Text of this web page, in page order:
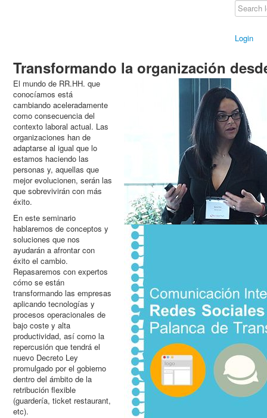
Login
Transformando la organización
El mundo de RR.HH. que
conocíamos está
cambiando aceleradamente
como consecuencia del
contexto laboral actual. Las
organizaciones han de
adaptarse al igual que lo
estamos haciendo las
personas y, aquellas que
mejor evolucionen, serán las
que sobrevivirán con más
éxito.
En este seminario
hablaremos de conceptos y
soluciones que nos
ayudarán a afrontar con
éxito el cambio.
Repasaremos con expertos
cómo se están
transformando las empresas
aplicando tecnologías y
procesos operacionales de
bajo coste y alta
productividad, así como la
repercusión que tendrá el
nuevo Decreto Ley
promulgado por el gobierno
dentro del ámbito de la
retribución flexible
(guardería, ticket restaurant,
etc).